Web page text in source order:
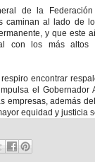
de la
caminan al lado de
y que este
con los más altos
encontrar
el Gobernador
empresas, además
equidad y justicia